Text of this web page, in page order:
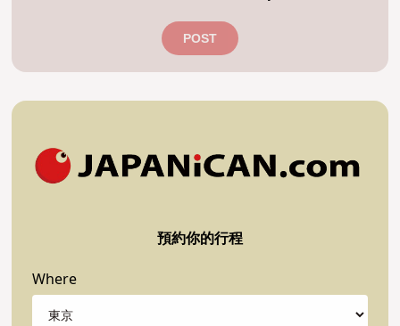
POST
預約你的行程
Where